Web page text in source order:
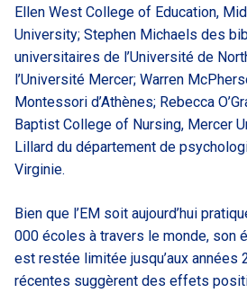
Ellen West College of Education,
University; Stephen Michaels des
universitaires de l’Université de
l’Université Mercer; Warren
Montessori d’Athènes; Rebecca
Baptist College of Nursing, Mercer
Lillard du département de
Virginie.
Bien que l’EM soit aujourd’hui
000 écoles à travers le monde, son
est restée limitée jusqu’aux années
récentes suggèrent des effets